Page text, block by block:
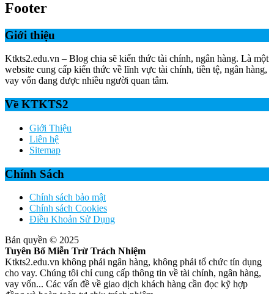
Footer
Giới thiệu
Ktkts2.edu.vn – Blog chia sẽ kiến thức tài chính, ngân hàng. Là một
website cung cấp kiến thức về lĩnh vực tài chính, tiền tệ, ngân hàng,
vay vốn đang được nhiều người quan tâm.
Về KTKTS2
Giới Thiệu
Liên hệ
Sitemap
Chính Sách
Chính sách bảo mật
Chính sách Cookies
Điều Khoản Sử Dụng
Bản quyền © 2025
Tuyên Bố Miễn Trừ Trách Nhiệm
Ktkts2.edu.vn không phải ngân hàng, không phải tổ chức tín dụng
cho vay. Chúng tôi chỉ cung cấp thông tin về tài chính, ngân hàng,
vay vốn... Các vấn đề về giao dịch khách hàng cần đọc kỹ hợp